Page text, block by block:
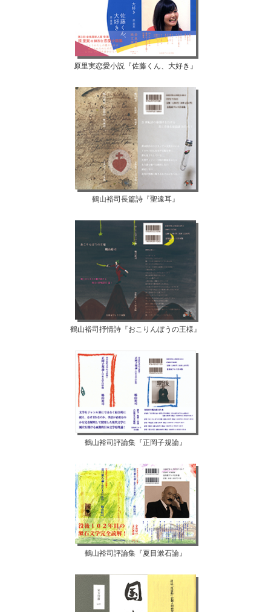
原里実恋愛小説『佐藤くん、大好き』
鶴山裕司長篇詩『聖遠耳』
鶴山裕司抒情詩『おこりんぼうの王様』
鶴山裕司評論集『正岡子規論』
鶴山裕司評論集『夏目漱石論』